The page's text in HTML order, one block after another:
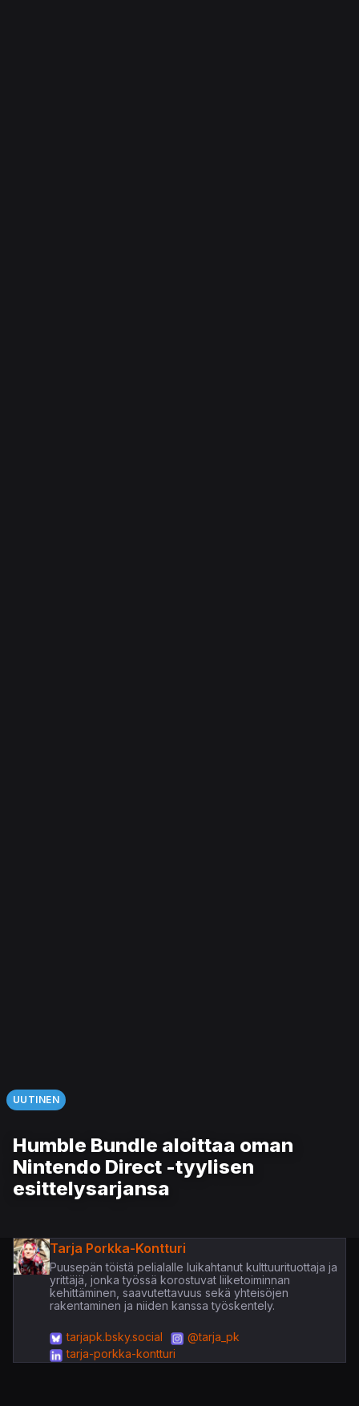
UUTINEN
Humble Bundle aloittaa oman
Nintendo Direct -tyylisen
esittelysarjansa
Tarja Porkka-Kontturi
Puusepän töistä pelialalle luikahtanut kulttuurituottaja ja
yrittäjä, jonka työssä korostuvat liiketoiminnan
kehittäminen, saavutettavuus sekä yhteisöjen
rakentaminen ja niiden kanssa työskentely.
tarjapk.bsky.social
@tarja_pk
tarja-porkka-kontturi